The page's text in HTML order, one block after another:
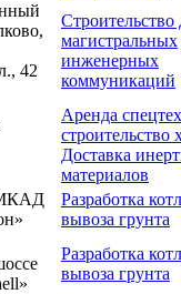
42
Строительство
магистральных
инженерных
коммуникаций
Аренда
строительство
Доставка
материалов
Разработка
вывоза грунта
Разработка
вывоза грунта